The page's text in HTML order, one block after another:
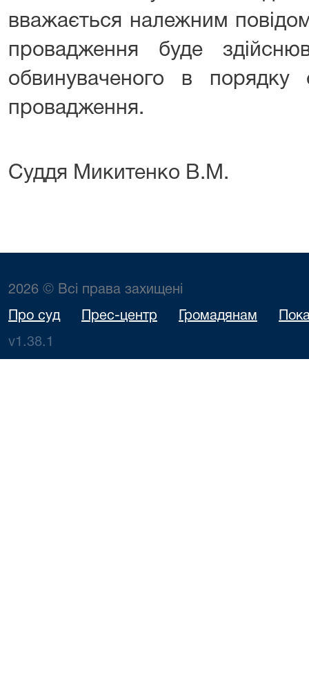
вважається належним
провадження буде
обвинуваченого в порядку
провадження.
Суддя Микитенко В.М.
2026 © Всі права захищені
Про суд Прес-центр Громадянам
v1.38.1